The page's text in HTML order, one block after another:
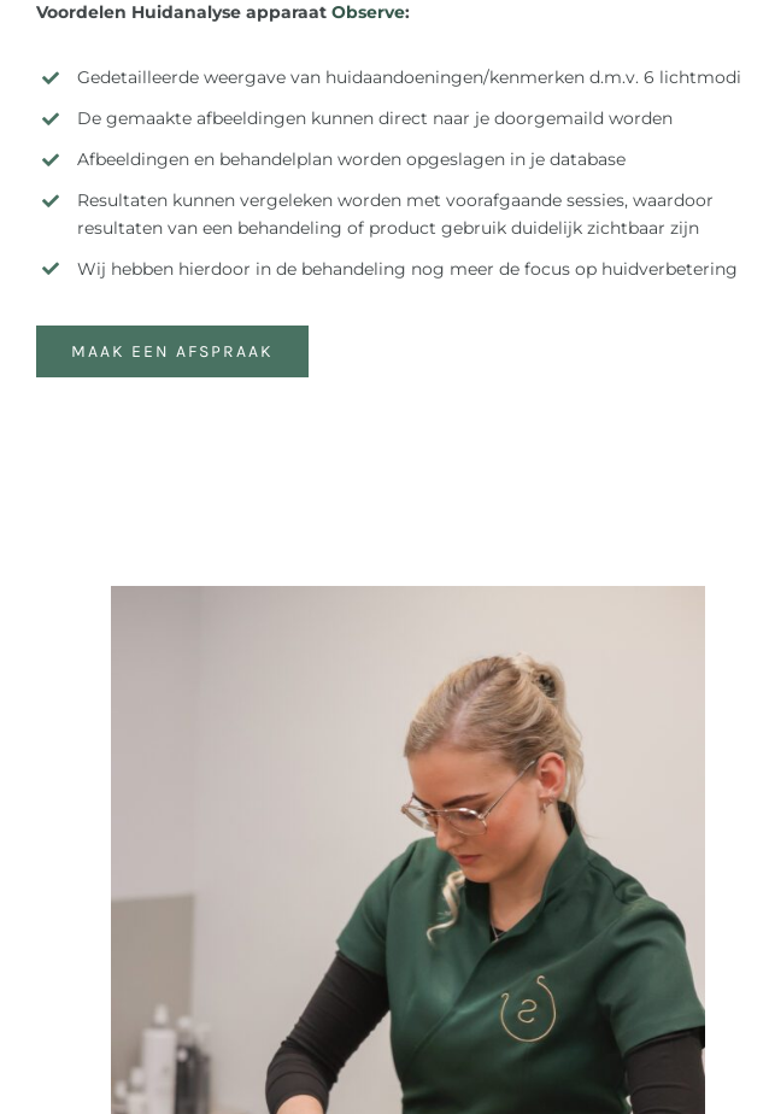
Voordelen Huidanalyse apparaat Observe:
Gedetailleerde weergave van huidaandoeningen/kenmerken d.m.v. 6 lichtmodi
De gemaakte afbeeldingen kunnen direct naar je doorgemaild worden
Afbeeldingen en behandelplan worden opgeslagen in je database
Resultaten kunnen vergeleken worden met voorafgaande sessies, waardoor
resultaten van een behandeling of product gebruik duidelijk zichtbaar zijn
Wij hebben hierdoor in de behandeling nog meer de focus op huidverbetering
MAAK EEN AFSPRAAK